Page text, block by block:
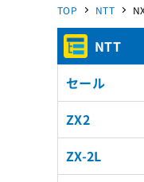
TOP NTT
NTT
セール
ZX2
ZX-2L